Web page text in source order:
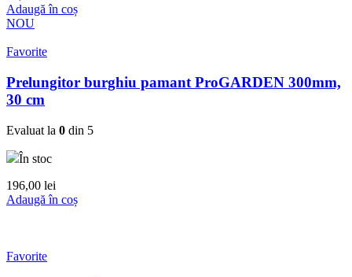
Adaugă în coș
NOU
Favorite
Prelungitor burghiu pamant ProGARDEN 300mm,
30 cm
Evaluat la 0 din 5
În stoc
196,00 lei
Adaugă în coș
Favorite